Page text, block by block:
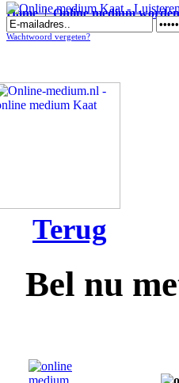
Home|Online medium worden
Online medium Kaat - Luisterend oor
Wachtwoord vergeten?
Terug
Bel nu